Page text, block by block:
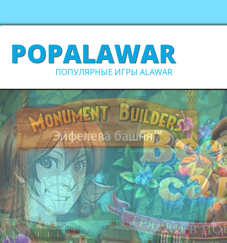
POPALAWAR
ПОПУЛЯРНЫЕ ИГРЫ ALAWAR